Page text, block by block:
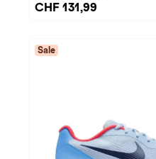
CHF 131,99
Sale